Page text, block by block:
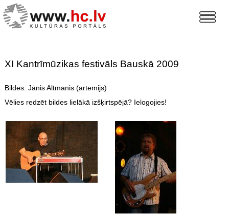
XI Kantrīmūzikas festivāls Bauskā 2009
Bildes: Jānis Altmanis (artemijs)
Vēlies redzēt bildes lielākā izšķirtspējā? Ielogojies!